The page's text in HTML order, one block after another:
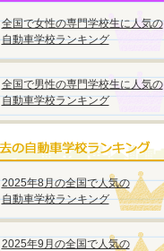
全国で女性の専門学校生に人気の
自動車学校ランキング
全国で男性の専門学校生に人気の
自動車学校ランキング
2025年8月の全国で人気の
自動車学校ランキング
2025年9月の全国で人気の